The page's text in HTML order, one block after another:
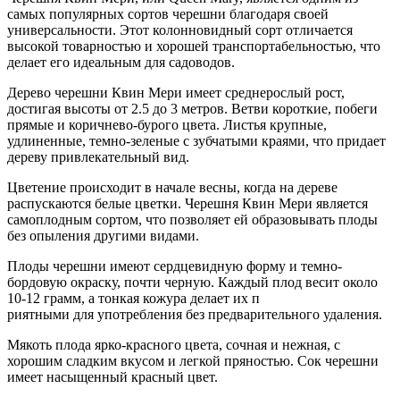
самых популярных сортов черешни благодаря своей
универсальности. Этот колонновидный сорт отличается
высокой товарностью и хорошей транспортабельностью, что
делает его идеальным для садоводов.
Дерево черешни Квин Мери имеет среднерослый рост,
достигая высоты от 2.5 до 3 метров. Ветви короткие, побеги
прямые и коричнево-бурого цвета. Листья крупные,
удлиненные, темно-зеленые с зубчатыми краями, что придает
дереву привлекательный вид.
Цветение происходит в начале весны, когда на дереве
распускаются белые цветки. Черешня Квин Мери является
самоплодным сортом, что позволяет ей образовывать плоды
без опыления другими видами.
Плоды черешни имеют сердцевидную форму и темно-
бордовую окраску, почти черную. Каждый плод весит около
10-12 грамм, а тонкая кожура делает их п
риятными для употребления без предварительного удаления.
Мякоть плода ярко-красного цвета, сочная и нежная, с
хорошим сладким вкусом и легкой пряностью. Сок черешни
имеет насыщенный красный цвет.